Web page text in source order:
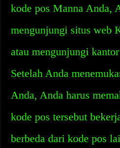
kode pos Manna Anda,
mengunjungi situs web
atau mengunjungi
Setelah Anda
Anda, Anda harus
kode pos tersebut
berbeda dari kode pos